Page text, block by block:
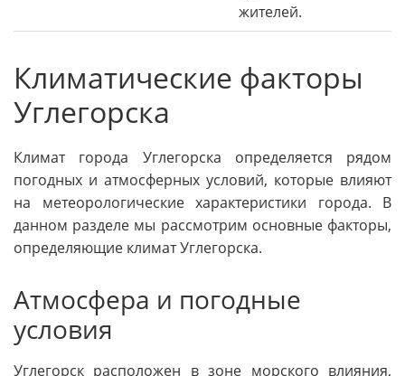
жителей.
Климатические факторы
Углегорска
Климат города Углегорска определяется рядом
погодных и атмосферных условий, которые влияют
на метеорологические характеристики города. В
данном разделе мы рассмотрим основные факторы,
определяющие климат Углегорска.
Атмосфера и погодные
условия
Углегорск расположен в зоне морского влияния,